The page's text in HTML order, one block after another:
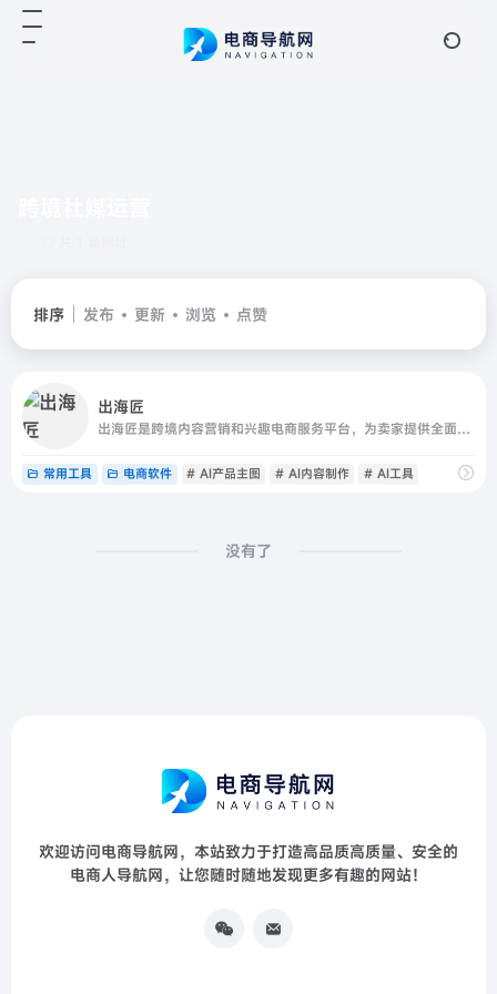
排序 发布 更新 浏览 点赞
出海匠
出海匠是跨境内容营销和兴趣电商服务平台，为卖家提供全面精准的数据分析、AI内容制作和社媒发布管理一站式服务；平台整合TikTok Shop全球商品、店铺、达人、视频、广告、直播数据，提供AI产品主图、AI视频生成、数字人口播、智能脚本等创作工具，并支持多平台视频发布和社媒运营管理
常用工具 电商软件 # AI产品主图 # AI内容制作 # AI工具
没有了
欢迎访问电商导航网，本站致力于打造高品质高质量、安全的
电商人导航网，让您随时随地发现更多有趣的网站！